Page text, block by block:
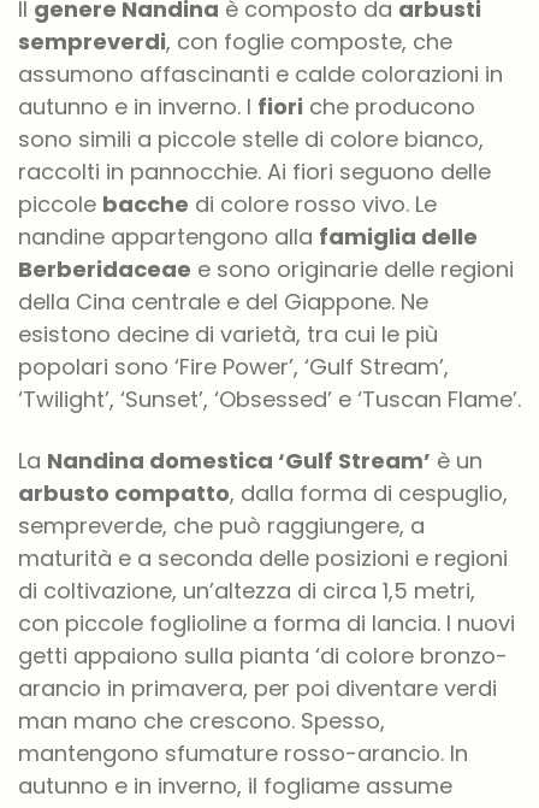
Il genere Nandina è composto da arbusti
sempreverdi, con foglie composte, che
assumono affascinanti e calde colorazioni in
autunno e in inverno. I fiori che producono
sono simili a piccole stelle di colore bianco,
raccolti in pannocchie. Ai fiori seguono delle
piccole bacche di colore rosso vivo. Le
nandine appartengono alla famiglia delle
Berberidaceae e sono originarie delle regioni
della Cina centrale e del Giappone. Ne
esistono decine di varietà, tra cui le più
popolari sono ‘Fire Power’, ‘Gulf Stream’,
‘Twilight’, ‘Sunset’, ‘Obsessed’ e ‘Tuscan Flame’.
La Nandina domestica ‘Gulf Stream’ è un
arbusto compatto, dalla forma di cespuglio,
sempreverde, che può raggiungere, a
maturità e a seconda delle posizioni e regioni
di coltivazione, un’altezza di circa 1,5 metri,
con piccole foglioline a forma di lancia. I nuovi
getti appaiono sulla pianta ‘di colore bronzo-
arancio in primavera, per poi diventare verdi
man mano che crescono. Spesso,
mantengono sfumature rosso-arancio. In
autunno e in inverno, il fogliame assume